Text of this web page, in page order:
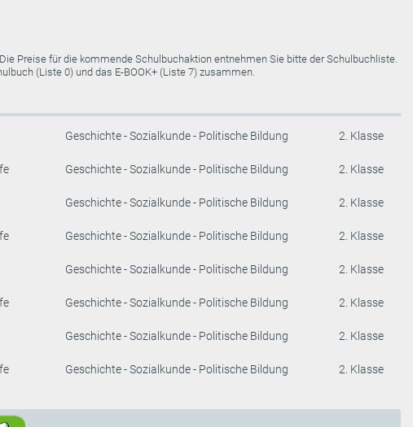
Preise für die kommende Schulbuchaktion entnehmen Sie bitte der Schulbuchliste.
(Liste 0) und das E-BOOK+ (Liste 7) zusammen.
Geschichte - Sozialkunde - Politische Bildung 2. Klasse
Geschichte - Sozialkunde - Politische Bildung 2. Klasse
Geschichte - Sozialkunde - Politische Bildung 2. Klasse
Geschichte - Sozialkunde - Politische Bildung 2. Klasse
Geschichte - Sozialkunde - Politische Bildung 2. Klasse
Geschichte - Sozialkunde - Politische Bildung 2. Klasse
Geschichte - Sozialkunde - Politische Bildung 2. Klasse
Geschichte - Sozialkunde - Politische Bildung 2. Klasse